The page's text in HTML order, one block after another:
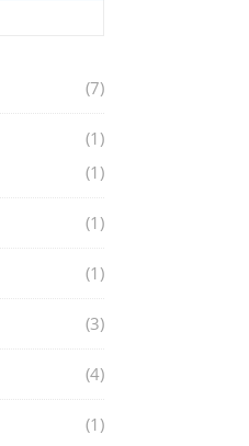
(7)
(1)
(1)
(1)
(1)
(3)
(4)
(1)